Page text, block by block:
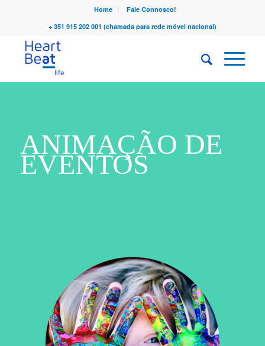
Home
Fale Connosco!
+ 351 915 202 001 (chamada para rede móvel nacional)
ANIMAÇÃO DE
EVENTOS